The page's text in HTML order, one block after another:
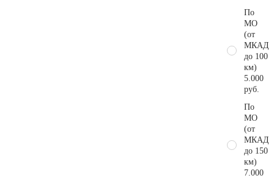
По
МО
(от
МКАД
до 100
км)
5.000
руб.
По
МО
(от
МКАД
до 150
км)
7.000